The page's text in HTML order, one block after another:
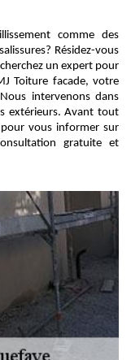
comme des
Résidez-vous
un expert pour
Toiture facade, votre
intervenons dans
extérieurs. Avant tout
vous informer sur
gratuite et